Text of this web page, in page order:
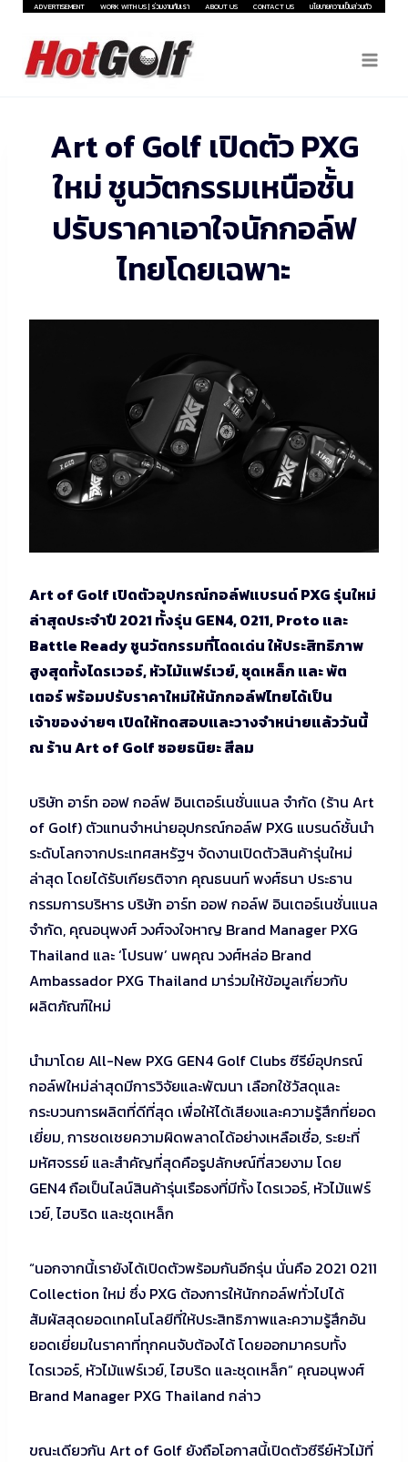
Skip
content
ADVERTISEMENT WORK WITH US | ร่วมงานกับเรา ABOUT US CONTACT US นโยบายความเป็นส่วนตัว
Art of Golf เปิดตัว PXG
ใหม่ ชูนวัตกรรมเหนือชั้น
ปรับราคาเอาใจนักกอล์ฟ
ไทยโดยเฉพาะ
Art of Golf เปิดตัวอุปกรณ์กอล์ฟแบรนด์ PXG รุ่นใหม่
ล่าสุดประจำปี 2021 ทั้งรุ่น GEN4, 0211, Proto และ
Battle Ready ชูนวัตกรรมที่โดดเด่น ให้ประสิทธิภาพ
สูงสุดทั้งไดรเวอร์, หัวไม้แฟร์เวย์, ชุดเหล็ก และ พัต
เตอร์ พร้อมปรับราคาใหม่ให้นักกอล์ฟไทยได้เป็น
เจ้าของง่ายๆ เปิดให้ทดสอบและวางจำหน่ายแล้ววันนี้
ณ ร้าน Art of Golf ซอยธนิยะ สีลม
บริษัท อาร์ท ออฟ กอล์ฟ อินเตอร์เนชั่นแนล จำกัด (ร้าน Art
of Golf) ตัวแทนจำหน่ายอุปกรณ์กอล์ฟ PXG แบรนด์ชั้นนำ
ระดับโลกจากประเทศสหรัฐฯ จัดงานเปิดตัวสินค้ารุ่นใหม่
ล่าสุด โดยได้รับเกียรติจาก คุณธนนท์ พงศ์ธนา ประธาน
กรรมการบริหาร บริษัท อาร์ท ออฟ กอล์ฟ อินเตอร์เนชั่นแนล
จำกัด, คุณอนุพงศ์ วงศ์จงใจหาญ Brand Manager PXG
Thailand และ ‘โปรนพ’ นพคุณ วงศ์หล่อ Brand
Ambassador PXG Thailand มาร่วมให้ข้อมูลเกี่ยวกับ
ผลิตภัณฑ์ใหม่
นำมาโดย All-New PXG GEN4 Golf Clubs ซีรีย์อุปกรณ์
กอล์ฟใหม่ล่าสุดมีการวิจัยและพัฒนา เลือกใช้วัสดุและ
กระบวนการผลิตที่ดีที่สุด เพื่อให้ได้เสียงและความรู้สึกที่ยอด
เยี่ยม, การชดเชยความผิดพลาดได้อย่างเหลือเชื่อ, ระยะที่
มหัศจรรย์ และสำคัญที่สุดคือรูปลักษณ์ที่สวยงาม โดย
GEN4 ถือเป็นไลน์สินค้ารุ่นเรือธงที่มีทั้ง ไดรเวอร์, หัวไม้แฟร์
เวย์, ไฮบริด และชุดเหล็ก
“นอกจากนี้เรายังได้เปิดตัวพร้อมกันอีกรุ่น นั่นคือ 2021 0211
Collection ใหม่ ซึ่ง PXG ต้องการให้นักกอล์ฟทั่วไปได้
สัมผัสสุดยอดเทคโนโลยีที่ให้ประสิทธิภาพและความรู้สึกอัน
ยอดเยี่ยมในราคาที่ทุกคนจับต้องได้ โดยออกมาครบทั้ง
ไดรเวอร์, หัวไม้แฟร์เวย์, ไฮบริด และชุดเหล็ก” คุณอนุพงศ์
Brand Manager PXG Thailand กล่าว
ขณะเดียวกัน Art of Golf ยังถือโอกาสนี้เปิดตัวซีรีย์หัวไม้ที่